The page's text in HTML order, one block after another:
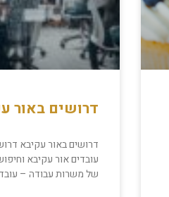
דרושים באור
דרושים באור עקיבא
עובדים אור עקיבא
של משרות עבודה –